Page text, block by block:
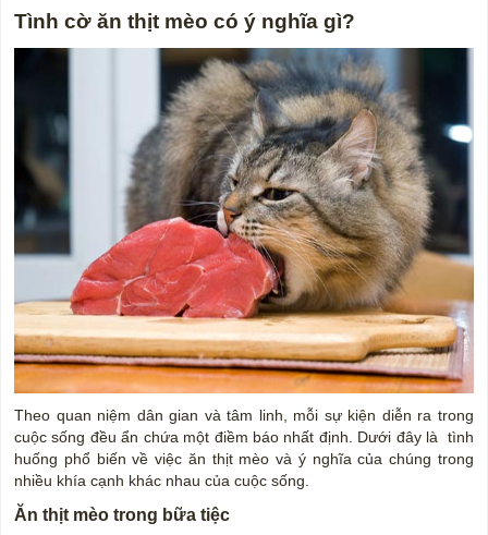
Tình cờ ăn thịt mèo có ý nghĩa gì?
Theo quan niệm dân gian và tâm linh, mỗi sự kiện diễn ra trong
cuộc sống đều ẩn chứa một điềm báo nhất định. Dưới đây là tình
huống phổ biến về việc ăn thịt mèo và ý nghĩa của chúng trong
nhiều khía cạnh khác nhau của cuộc sống.
Ăn thịt mèo trong bữa tiệc